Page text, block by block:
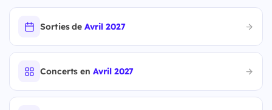
Sorties deAvril 2027
Concerts enAvril 2027